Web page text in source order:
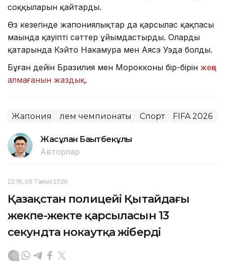
соққыларын қайтарды.
Өз кезегінде жапониялықтар да қарсылас қақпасы
маңында қауіпті сәттер ұйымдастырды. Олардың
қатарында Кэйто Накамура мен Аясэ Уэда болды.
Бұған дейін Бразилия мен Морокконың бір-бірін жеңе
алмағанын жаздық.
Жапония Әлем чемпионаты Спорт FIFA 2026
Жасұлан Бақытбекұлы
Авторлар
22:18, 08 Тамыз 2026
Қазақстан полицейі Қытайдағы
жекпе-жекте қарсыласын 13
секундта нокаутқа жіберді